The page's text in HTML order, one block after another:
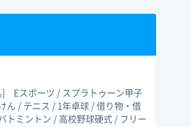
Eスポーツ / スプラトゥーン甲子
ん / テニス / 1年卓球 / 借り物・借
トミントン / 高校野球硬式 / フリー